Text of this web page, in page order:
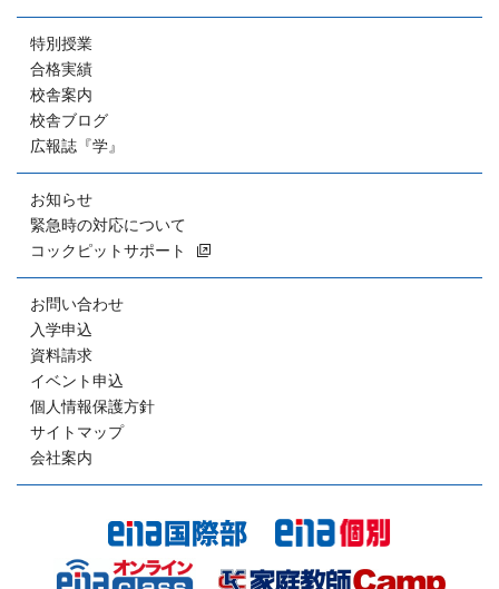
特別授業
合格実績
校舎案内
校舎ブログ
広報誌『学』
お知らせ
緊急時の対応について
コックピットサポート
お問い合わせ
入学申込
資料請求
イベント申込
個人情報保護方針
サイトマップ
会社案内